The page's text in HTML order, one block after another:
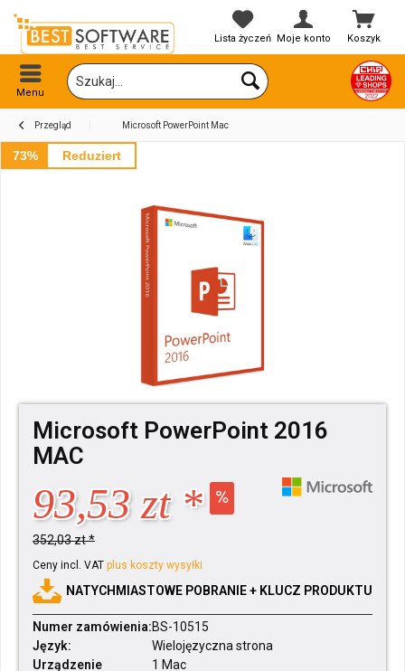
Koszyk
Lista życzeń Moje konto
Menu
Przegląd Microsoft PowerPoint Mac
73% Reduziert
Microsoft PowerPoint 2016
MAC
93,53 zt *
352,03 zt *
Ceny incl. VAT plus koszty wysyłki
NATYCHMIASTOWE POBRANIE + KLUCZ PRODUKTU
Numer zamówienia:BS-10515
Język:
Wielojęzyczna strona
Urządzenie
1 Mac